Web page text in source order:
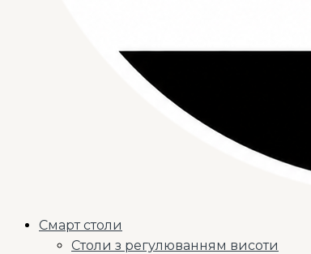
Смарт столи
Столи з регулюванням висоти